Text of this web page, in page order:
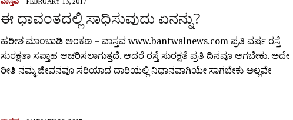
ಈ ಧಾವಂತದಲ್ಲಿ ಸಾಧಿಸುವುದು ಏನನ್ನು?
ಹರೀಶ ಮಾಂಬಾಡಿ ಅಂಕಣ – ವಾಸ್ತವ www.bantwalnews.com ಪ್ರತಿ ವರ್ಷ ರಸ್ತೆ
ಸುರಕ್ಷತಾ ಸಪ್ತಾಹ ಆಚರಿಸಲಾಗುತ್ತದೆ. ಆದರೆ ರಸ್ತೆ ಸುರಕ್ಷತೆ ಪ್ರತಿ ದಿನವೂ ಆಗಬೇಕು. ಅದೇ
ರೀತಿ ನಮ್ಮ ಜೀವನವೂ ಸರಿಯಾದ ದಾರಿಯಲ್ಲಿ ನಿಧಾನವಾಗಿಯೇ ಸಾಗಬೇಕು ಅಲ್ಲವೇ